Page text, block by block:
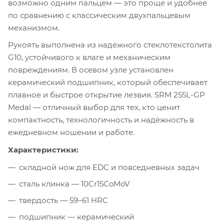
возможно одним пальцем — это проще и удобнее
по сравнению с классическим двухпальцевым
механизмом.
Рукоять выполнена из надёжного стеклотекстолита
G10, устойчивого к влаге и механическим
повреждениям. В осевом узле установлен
керамический подшипник, который обеспечивает
плавное и быстрое открытие лезвия. SRM 255L-GP
Medal — отличный выбор для тех, кто ценит
компактность, технологичность и надёжность в
ежедневном ношении и работе.
Характеристики:
складной нож для EDC и повседневных задач
сталь клинка — 10Cr15CoMoV
твердость — 59–61 HRC
подшипник — керамический